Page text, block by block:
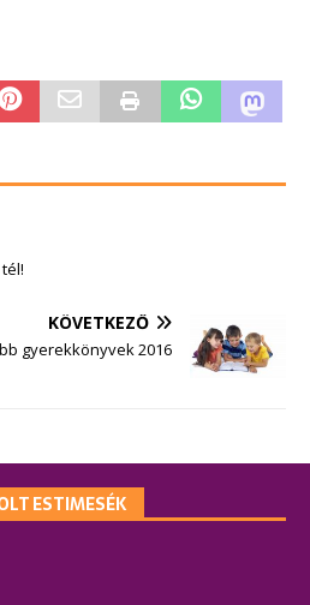
KÖVETKEZŐ
gyerekkönyvek 2016
ESTIMESÉK